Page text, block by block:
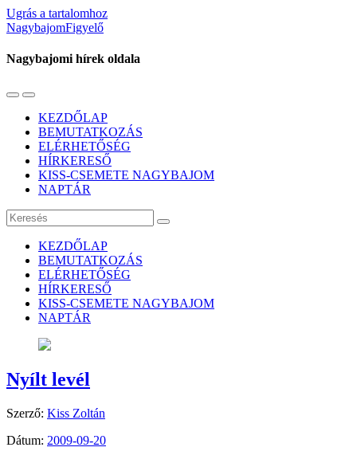
Ugrás a tartalomhoz
NagybajomFigyelő
Nagybajomi hírek oldala
Váltás
mobil
menüre
Használja
keresés
mezőt
KEZDŐLAP
BEMUTATKOZÁS
ELÉRHETŐSÉG
HÍRKERESŐ
KISS-CSEMETE NAGYBAJOM
NAPTÁR
Keresés
KEZDŐLAP
BEMUTATKOZÁS
ELÉRHETŐSÉG
HÍRKERESŐ
KISS-CSEMETE NAGYBAJOM
NAPTÁR
Nyílt levél
Szerző: Kiss Zoltán
Dátum: 2009-09-20